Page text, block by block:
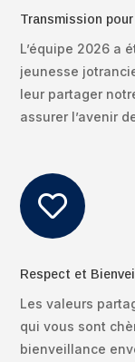
Transmission
L’équipe 2026 a
jeunesse
leur partager
assurer l’avenir

Respect et
Les valeurs
qui vous sont
bienveillance